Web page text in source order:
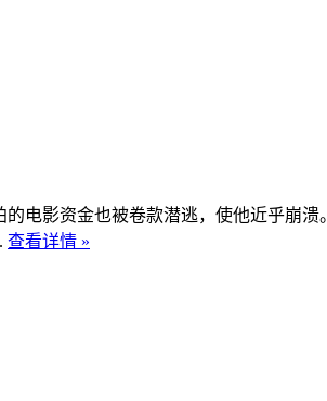
影资金也被卷款潜逃，使他近乎崩溃
查看详情 »